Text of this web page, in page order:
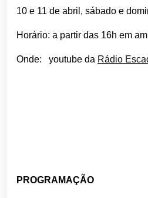
10 e 11 de abril, sábado e
Horário: a partir das 16h em
Onde: youtube da Rádio
PROGRAMAÇÃO